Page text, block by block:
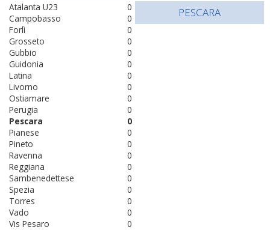
0
Atalanta U23
0
Campobasso
0
Forlì
0
Grosseto
0
Gubbio
0
Guidonia
0
Latina
0
Livorno
0
Ostiamare
0
Perugia
0
Pescara
0
Pianese
0
Pineto
0
Ravenna
0
Reggiana
0
Sambenedettese
0
Spezia
0
Torres
0
Vado
0
Vis Pesaro
PESCARA